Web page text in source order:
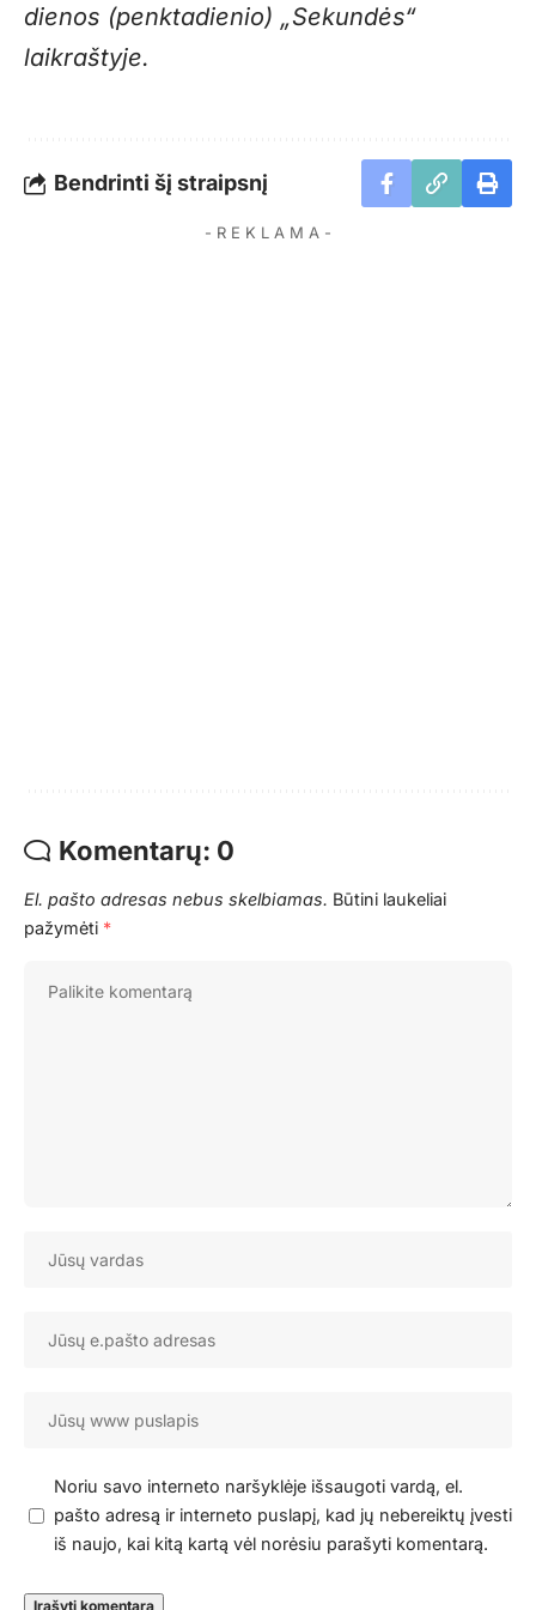
dienos (penktadienio) „Sekundės“
laikraštyje.
Bendrinti šį straipsnį
- R E K L A M A -
Komentarų: 0
El. pašto adresas nebus skelbiamas. Būtini laukeliai
pažymėti *
Noriu savo interneto naršyklėje išsaugoti vardą, el.
pašto adresą ir interneto puslapį, kad jų nebereiktų įvesti
iš naujo, kai kitą kartą vėl norėsiu parašyti komentarą.